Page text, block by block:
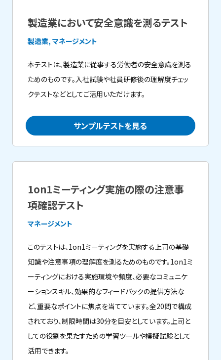
製造業において安全意識を測るテスト
製造業, マネージメント
本テストは、製造業に従事する労働者の安全意識を測る
ためのものです。入社試験や社員研修後の理解度チェッ
クテストなどとしてご活用いただけます。
サンプルテストを見る
1on1ミーティング実施の際の注意事
項確認テスト
マネージメント
このテストは、1on1ミーティングを実施する上司の基礎
知識や注意事項の理解度を測るためのものです。1on1ミ
ーティングにおける実施環境や頻度、必要なコミュニケ
ーションスキル、効果的なフィードバックの提供方法な
ど、重要なポイントに焦点を当てています。全20問で構成
されており、制限時間は30分を目安としています。上司と
しての役割を果たすための学習ツールや模擬試験として
活用できます。